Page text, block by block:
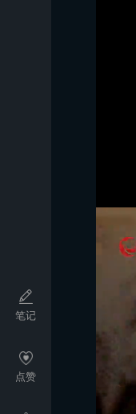
笔记
点赞